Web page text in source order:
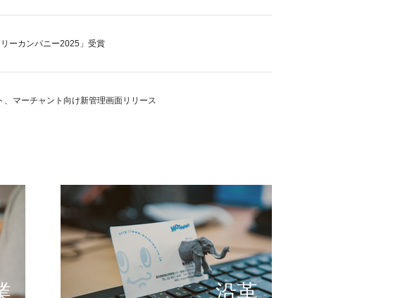
ーカンパニー2025」受賞
、マーチャント向け新管理画面リリース
可能性の実現に向けて
提供するサービスの仕組み
沿革